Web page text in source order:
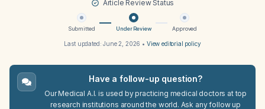
Article Review Status
Submitted Under Review Approved
Last updated:June 2, 2026 • View editorial policy
Have a follow-up question?
Our Medical A.I. is used by practicing medical doctors at top
research institutions around the world. Ask any follow up